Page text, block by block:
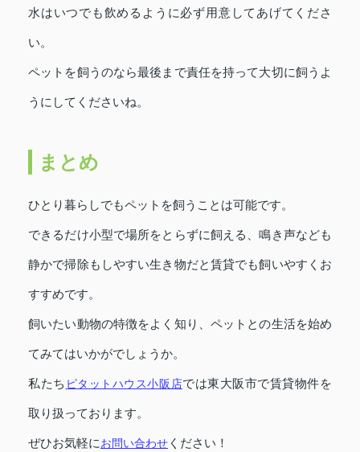
水はいつでも飲めるように必ず用意してあげてくださ
い。
ペットを飼うのなら最後まで責任を持って大切に飼うよ
うにしてくださいね。
まとめ
ひとり暮らしでもペットを飼うことは可能です。
できるだけ小型で場所をとらずに飼える、鳴き声なども
静かで掃除もしやすい生き物だと賃貸でも飼いやすくお
すすめです。
飼いたい動物の特徴をよく知り、ペットとの生活を始め
てみてはいかがでしょうか。
私たち ピタットハウス小阪店では東大阪市で賃貸物件を
取り扱っております。
ぜひお気軽にお問い合わせ ください！